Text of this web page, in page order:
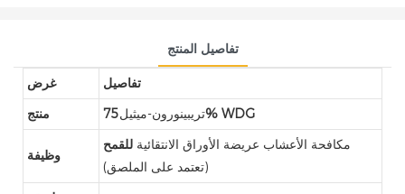
تفاصيل المنتج
غرض
تفاصيل
منتج
تريبينورون-ميثيل75% WDG
وظيفة
مكافحة الأعشاب عريضة الأوراق الانتقائية للقمح
(تعتمد على الملصق)